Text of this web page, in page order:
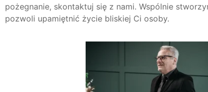
pożegnanie, skontaktuj się z nami. Wspólnie
pozwoli upamiętnić życie bliskiej Ci osoby.